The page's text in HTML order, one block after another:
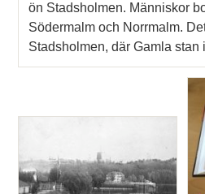
ön Stadsholmen. Människor
Södermalm och Norrmalm.
Stadsholmen, där Gamla